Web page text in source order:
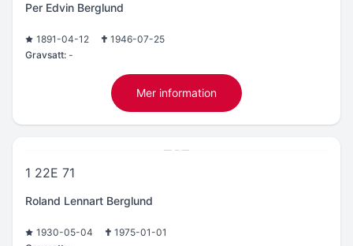
Per Edvin Berglund
1891-04-12
1946-07-25
Gravsatt: -
Mer information
1 22E 71
Roland Lennart Berglund
1930-05-04
1975-01-01